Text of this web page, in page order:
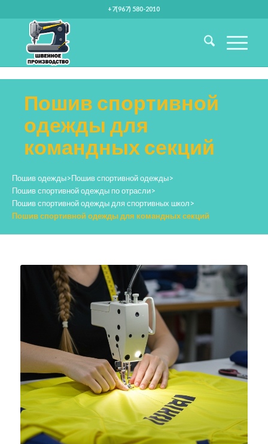
+7(967) 580-2010
Пошив спортивной
одежды для
командных секций
Пошив одежды>Пошив спортивной одежды>
Пошив спортивной одежды по отрасли>
Пошив спортивной одежды для спортивных школ>
Пошив спортивной одежды для командных секций